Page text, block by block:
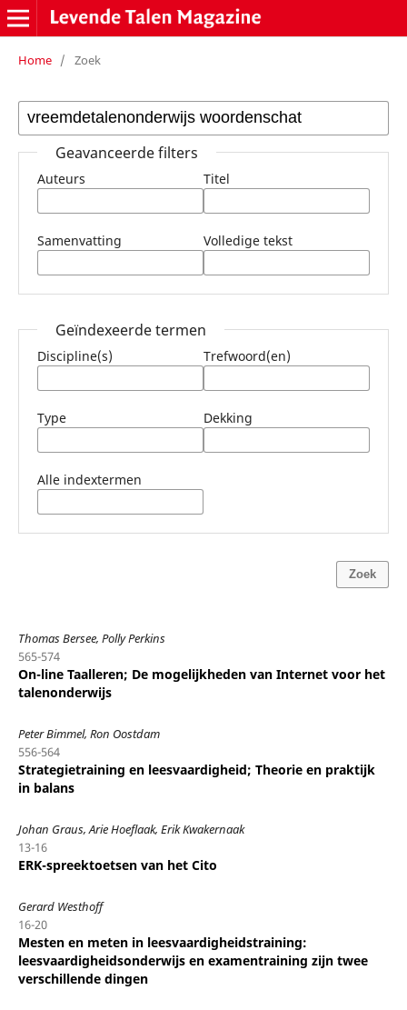
Home / Zoek
Geavanceerde filters
Auteurs Titel
Samenvatting Volledige tekst
Geïndexeerde termen
Discipline(s) Trefwoord(en)
Type Dekking
Alle indextermen
Zoek
Thomas Bersee, Polly Perkins
565-574
On-line Taalleren; De mogelijkheden van Internet voor het
talenonderwijs
Peter Bimmel, Ron Oostdam
556-564
Strategietraining en leesvaardigheid; Theorie en praktijk
in balans
Johan Graus, Arie Hoeflaak, Erik Kwakernaak
13-16
ERK-spreektoetsen van het Cito
Gerard Westhoff
16-20
Mesten en meten in leesvaardigheidstraining:
leesvaardigheidsonderwijs en examentraining zijn twee
verschillende dingen